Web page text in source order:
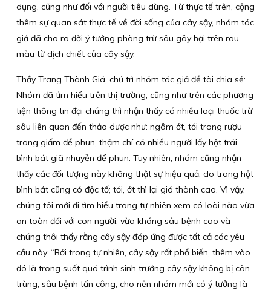
dụng, cũng như đối với người tiêu dùng. Từ thực tế trên, cộng
thêm sự quan sát thực tế về đời sống của cây sậy, nhóm tác
giả đã cho ra đời ý tưởng phòng trừ sâu gây hại trên rau
màu từ dịch chiết của cây sậy.
Thầy Trang Thành Giá, chủ trì nhóm tác giả đề tài chia sẻ:
Nhóm đã tìm hiểu trên thị trường, cũng như trên các phương
tiện thông tin đại chúng thì nhận thấy có nhiều loại thuốc trừ
sâu liên quan đến thảo dược như: ngâm ớt, tỏi trong rượu
trong giấm để phun, thậm chí có nhiều người lấy hột trái
bình bát giã nhuyễn để phun. Tuy nhiên, nhóm cũng nhận
thấy các đối tượng này không thật sự hiệu quả, do trong hột
bình bát cũng có độc tố; tỏi, ớt thì lại giá thành cao. Vì vậy,
chúng tôi mới đi tìm hiểu trong tự nhiên xem có loài nào vừa
an toàn đối với con người, vừa kháng sâu bệnh cao và
chúng thôi thấy rằng cây sậy đáp ứng được tất cả các yêu
cầu này. “Bởi trong tự nhiên, cây sậy rất phổ biến, thêm vào
đó là trong suốt quá trình sinh trưởng cây sậy không bị côn
trùng, sâu bệnh tấn công, cho nên nhóm mới có ý tưởng là